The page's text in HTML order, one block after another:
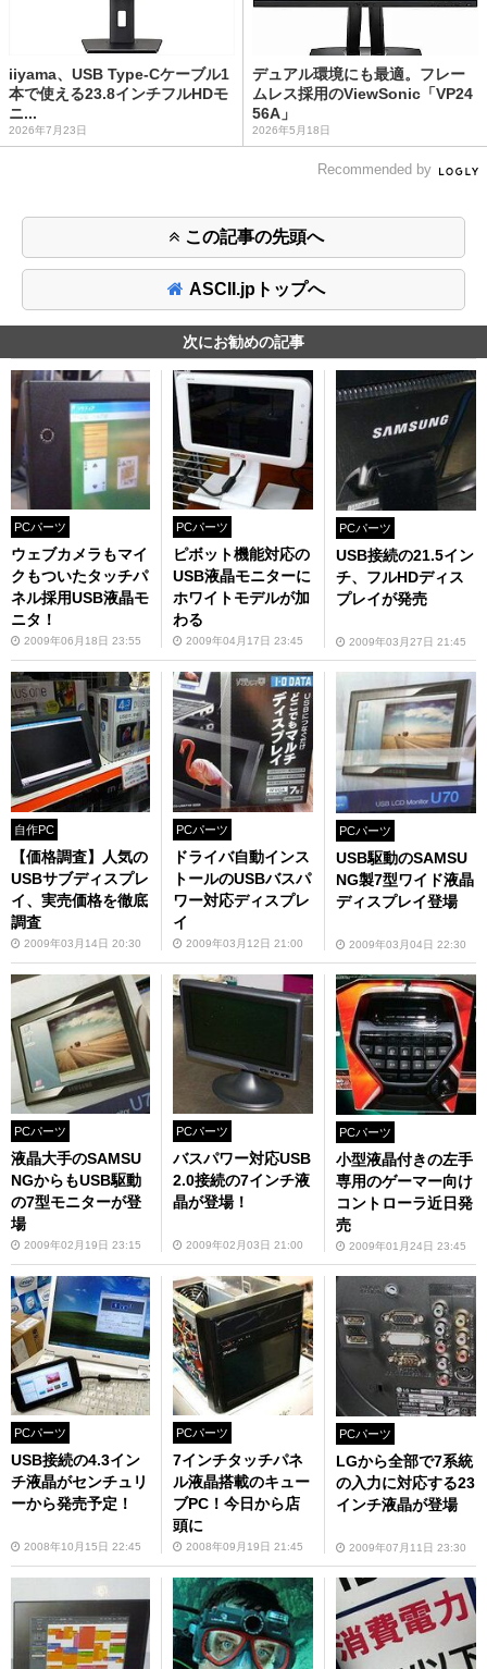
iiyama、USB Type-Cケーブル1
本で使える23.8インチフルHDモ
ニ...
2026年7月23日
デュアル環境にも最適。フレー
ムレス採用のViewSonic「VP24
56A」
2026年5月18日
Recommended by
この記事の先頭へ
ASCII.jpトップへ
次にお勧めの記事
PCパーツ
ウェブカメラもマイ
クもついたタッチパ
ネル採用USB液晶モ
ニタ！
2009年06月18日 23:55
PCパーツ
ピボット機能対応の
USB液晶モニターに
ホワイトモデルが加
わる
2009年04月17日 23:45
PCパーツ
USB接続の21.5イン
チ、フルHDディス
プレイが発売
2009年03月27日 21:45
自作PC
【価格調査】人気の
USBサブディスプレ
イ、実売価格を徹底
調査
2009年03月14日 20:30
PCパーツ
ドライバ自動インス
トールのUSBバスパ
ワー対応ディスプレ
イ
2009年03月12日 21:00
PCパーツ
USB駆動のSAMSU
NG製7型ワイド液晶
ディスプレイ登場
2009年03月04日 22:30
PCパーツ
液晶大手のSAMSU
NGからもUSB駆動
の7型モニターが登
場
2009年02月19日 23:15
PCパーツ
バスパワー対応USB
2.0接続の7インチ液
晶が登場！
2009年02月03日 21:00
PCパーツ
小型液晶付きの左手
専用のゲーマー向け
コントローラ近日発
売
2009年01月24日 23:45
PCパーツ
USB接続の4.3イン
チ液晶がセンチュリ
ーから発売予定！
2008年10月15日 22:45
PCパーツ
7インチタッチパネ
ル液晶搭載のキュー
ブPC！今日から店
頭に
2008年09月19日 21:45
PCパーツ
LGから全部で7系統
の入力に対応する23
インチ液晶が登場
2009年07月11日 23:30